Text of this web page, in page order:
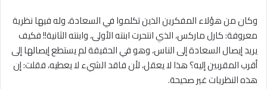
وكان من هؤلاء المفكرين الذين تكلموا في السعادة، وله فيها نظرية
معروفة: كارل ماركس، الذي انتحرت ابنته الأولى، وابنته الثانية!! فكيف
يريد إيصال السعادة إلى الناس، وهو في الحقيقة لم يستطع إيصالها إلى
أقرب المقربين إليه؟ هذا لا يعقل، لأن فاقد الشيء لا يعطيه، فقلت: إن
هذه النظريات غير صحيحة.